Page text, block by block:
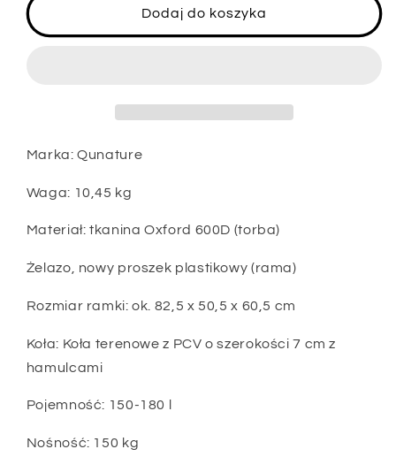
kempingowy
Wózek
kempingowy
Dodaj do koszyka
Marka: Qunature
Waga: 10,45 kg
Materiał: tkanina Oxford 600D (torba)
Żelazo, nowy proszek plastikowy (rama)
Rozmiar ramki: ok. 82,5 x 50,5 x 60,5 cm
Koła: Koła terenowe z PCV o szerokości 7 cm z
hamulcami
Pojemność: 150-180 l
Nośność: 150 kg